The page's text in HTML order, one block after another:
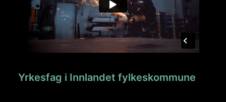
Tjenester
Prosjekter
Yrkesfag i Innlandet fylkeskommune